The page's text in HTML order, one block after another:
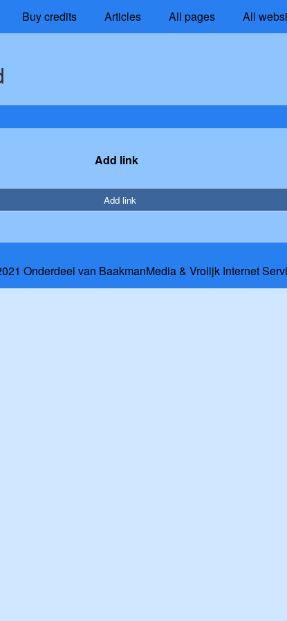
Buy credits Articles All pages All
Add link
Add link
Onderdeel van BaakmanMedia& Vrolijk Internet